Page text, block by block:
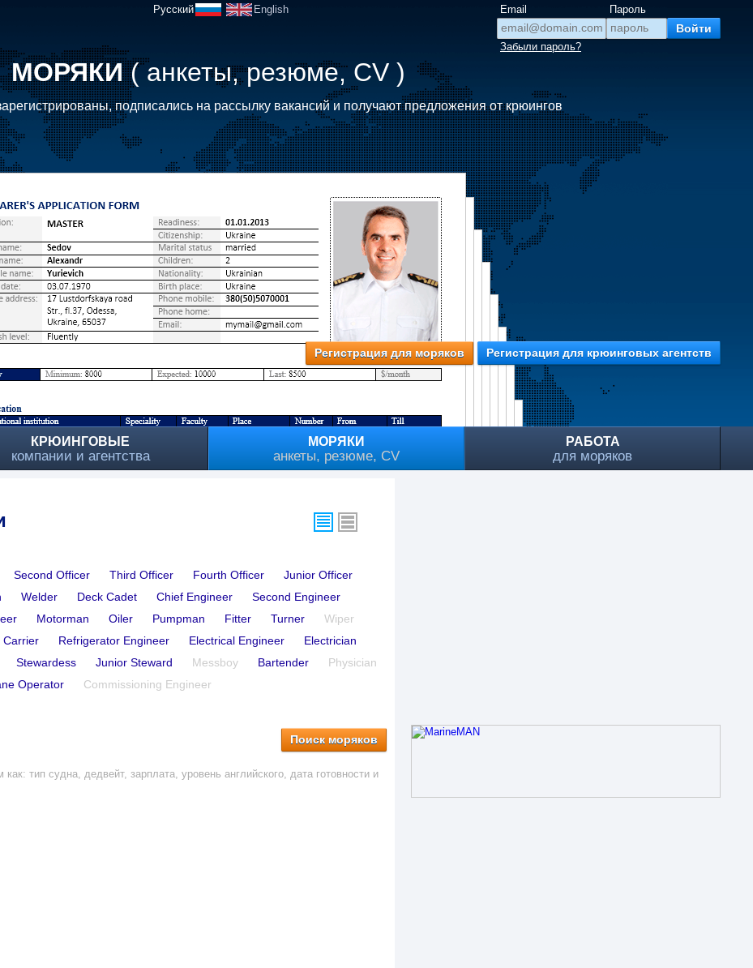
Русский English Email Пароль
Забыли пароль?
МОРЯКИ( анкеты, резюме, CV )
подписались на рассылку вакансий и получают предложения от крюингов
Регистрация для моряков Регистрация для крюинговых агентств
КРЮИНГОВЫЕ
компании и агентства
МОРЯКИ
анкеты, резюме, CV
РАБОТА
для моряков
Second Officer Third Officer Fourth Officer
Junior Officer
Welder Deck Cadet Chief Engineer
Second Engineer
Motorman Oiler Pumpman Fitter Turner
Wiper
Carrier Refrigerator Engineer Electrical Engineer
Electrician
Stewardess Junior Steward Messboy Bartender
Physician
Operator Commissioning Engineer
Поиск моряков
тип судна, дедвейт, зарплата, уровень английского, дата готовности и